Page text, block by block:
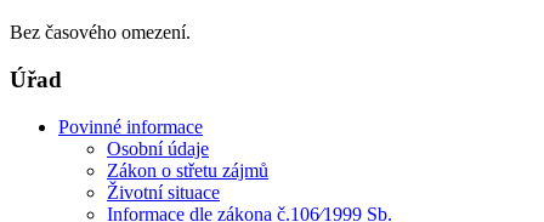
Bez časového omezení.
Úřad
Povinné informace
Osobní údaje
Zákon o střetu zájmů
Životní situace
Informace dle zákona č.106⁄1999 Sb.